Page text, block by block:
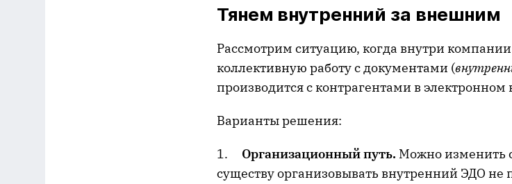
Тянем внутренний за внешним
Рассмотрим ситуацию, когда внутри
коллективную работу с документами (
производится с контрагентами в электронном
Варианты решения:
1. Организационный путь. Можно изменить
существу организовывать внутренний ЭДО не